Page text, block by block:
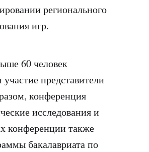
регионального
игр.
60 человек
представители
конференция
исследования и
конференции также
бакалавриата по